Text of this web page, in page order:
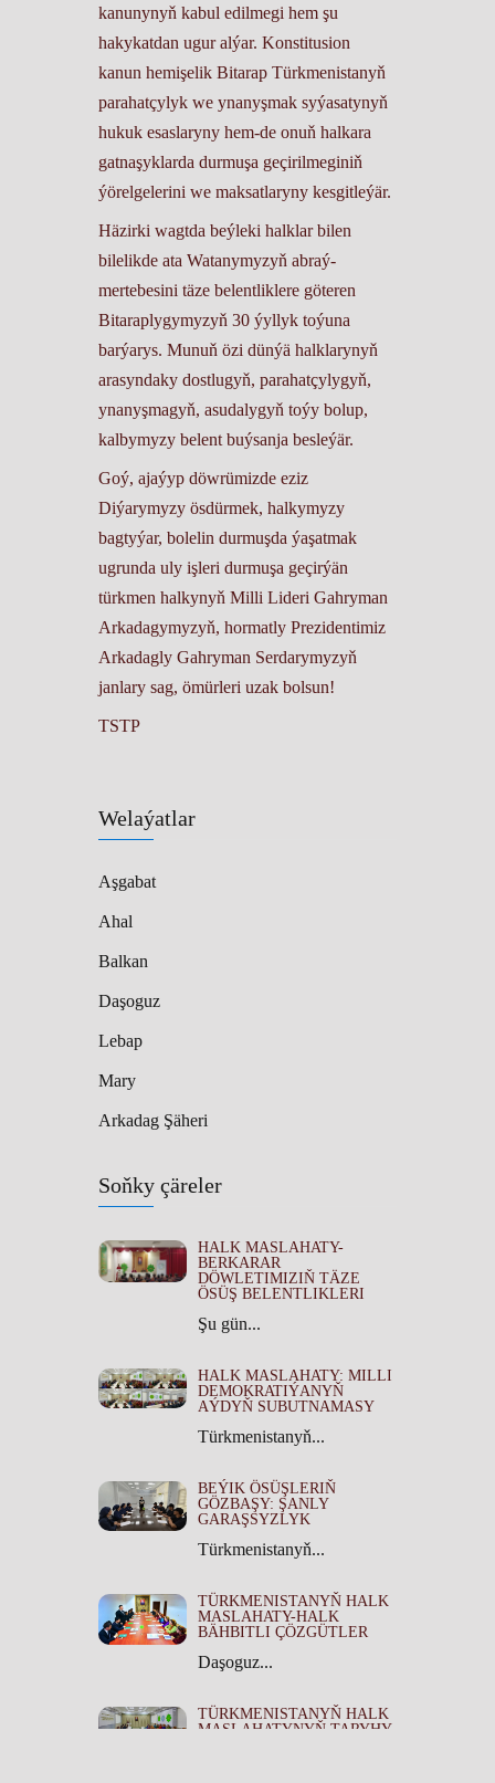
Welaýatlar
Aşgabat
Ahal
Balkan
Daşoguz
Lebap
Mary
Arkadag Şäheri
Soňky çäreler
HALK MASLAHATY-
BERKARAR
DÖWLETIMIZIŇ TÄZE
ÖSÜŞ BELENTLIKLERI
Şu gün...
HALK MASLAHATY: MILLI
DEMOKRATIÝANYŇ
AÝDYŇ SUBUTNAMASY
Türkmenistanyň...
BEÝIK ÖSÜŞLERIŇ
GÖZBAŞY: ŞANLY
GARAŞSYZLYK
Türkmenistanyň...
TÜRKMENISTANYŇ HALK
MASLAHATY-HALK
BÄHBITLI ÇÖZGÜTLER
Daşoguz...
TÜRKMENISTANYŇ HALK
MASLAHATYNYŇ TARYHY
kanunynyň kabul edilmegi hem şu
hakykatdan ugur alýar. Konstitusion
kanun hemişelik Bitarap Türkmenistanyň
parahatçylyk we ynanyşmak syýasatynyň
hukuk esaslaryny hem-de onuň halkara
gatnaşyklarda durmuşa geçirilmeginiň
ýörelgelerini we maksatlaryny kesgitleýär.
Häzirki wagtda beýleki halklar bilen
bilelikde ata Watanymyzyň abraý-
mertebesini täze belentliklere göteren
Bitaraplygymyzyň 30 ýyllyk toýuna
barýarys. Munuň özi dünýä halklarynyň
arasyndaky dostlugyň, parahatçylygyň,
ynanyşmagyň, asudalygyň toýy bolup,
kalbymyzy belent buýsanja besleýär.
Goý, ajaýyp döwrümizde eziz
Diýarymyzy ösdürmek, halkymyzy
bagtyýar, bolelin durmuşda ýaşatmak
ugrunda uly işleri durmuşa geçirýän
türkmen halkynyň Milli Lideri Gahryman
Arkadagymyzyň, hormatly Prezidentimiz
Arkadagly Gahryman Serdarymyzyň
janlary sag, ömürleri uzak bolsun!
TSTP